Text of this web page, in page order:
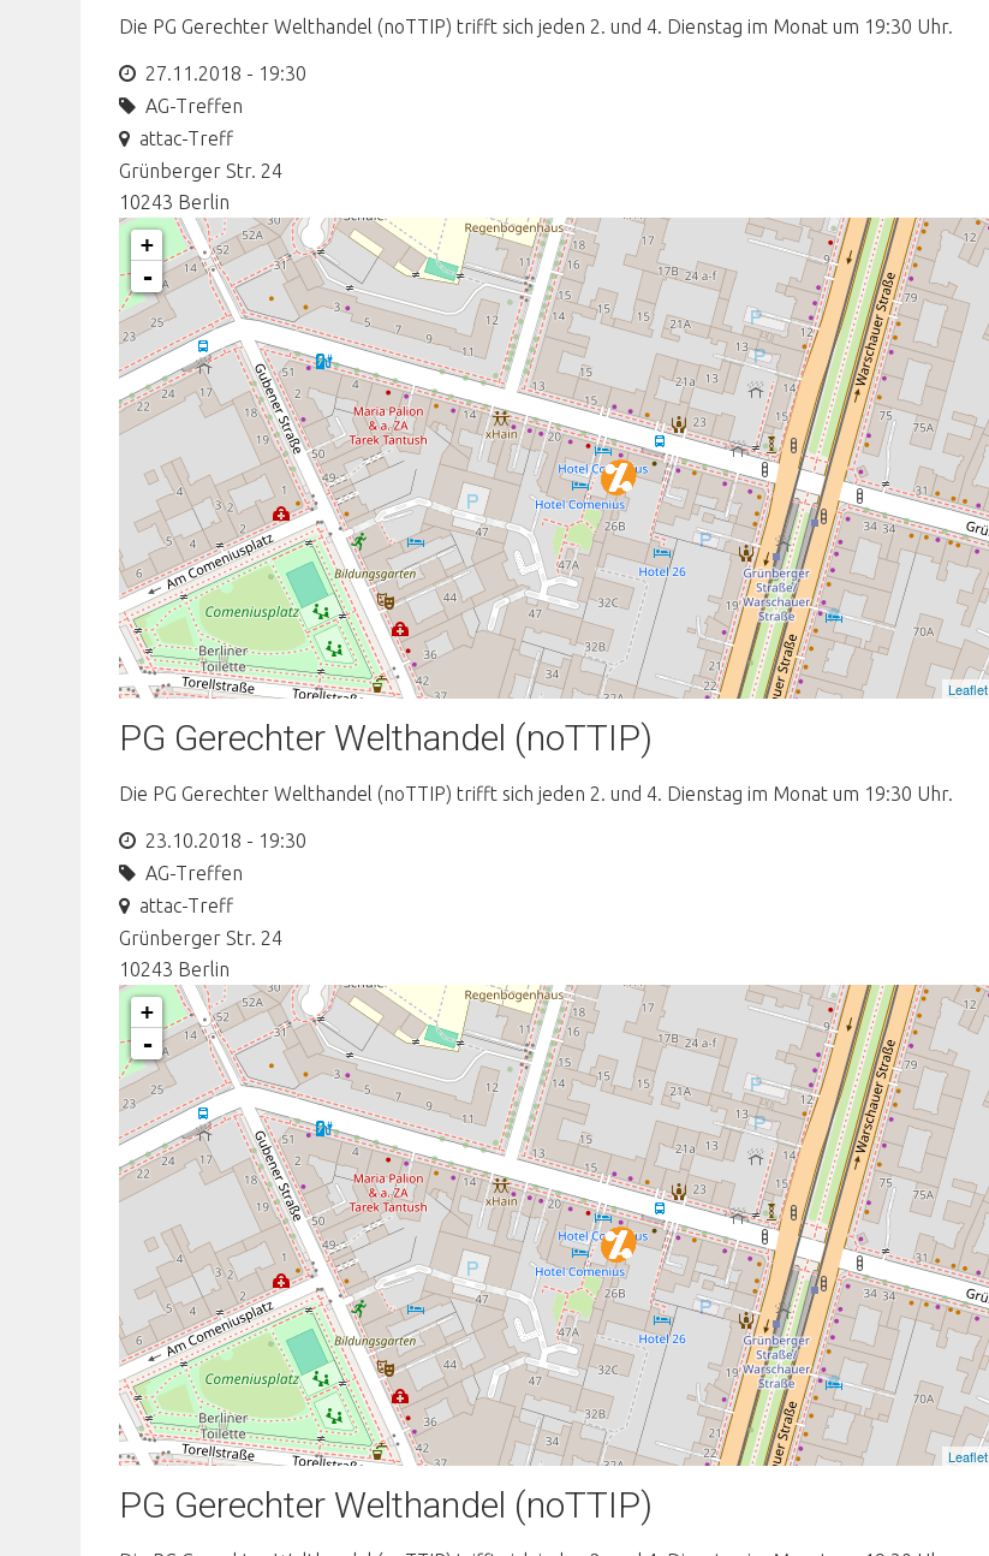
Die PG Gerechter Welthandel (noTTIP) trifft sich jeden 2. und 4. Dienstag im Monat um 19:30 Uhr.
27.11.2018 - 19:30
AG-Treffen
attac-Treff
Grünberger Str. 24
10243 Berlin
+
-
Leaflet
PG Gerechter Welthandel (noTTIP)
Die PG Gerechter Welthandel (noTTIP) trifft sich jeden 2. und 4. Dienstag im Monat um 19:30 Uhr.
23.10.2018 - 19:30
AG-Treffen
attac-Treff
Grünberger Str. 24
10243 Berlin
+
-
Leaflet
PG Gerechter Welthandel (noTTIP)